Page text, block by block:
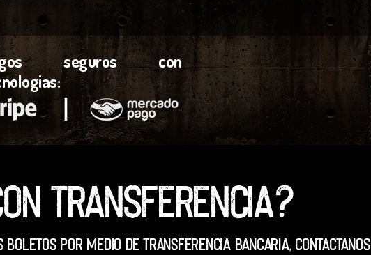
seguros con
l
transferencia?
por medio de transferencia Bancaria, contactanos